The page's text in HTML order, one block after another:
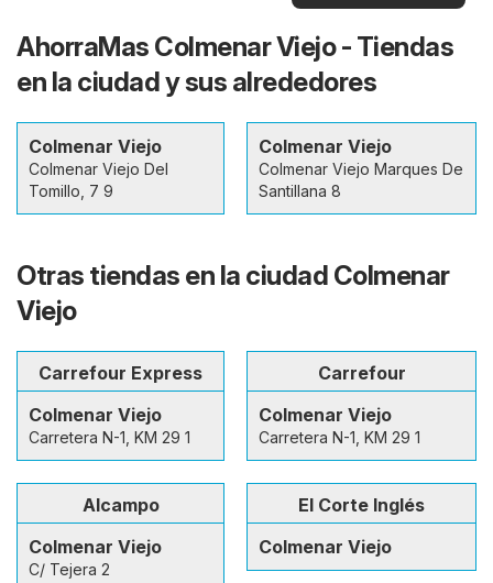
AhorraMas Colmenar Viejo - Tiendas
en la ciudad y sus alrededores
Colmenar Viejo
Colmenar Viejo Del
Tomillo, 7 9
Colmenar Viejo
Colmenar Viejo Marques De
Santillana 8
Otras tiendas en la ciudad Colmenar
Viejo
Carrefour Express
Colmenar Viejo
Carretera N-1, KM 29 1
Carrefour
Colmenar Viejo
Carretera N-1, KM 29 1
Alcampo
Colmenar Viejo
C/ Tejera 2
El Corte Inglés
Colmenar Viejo